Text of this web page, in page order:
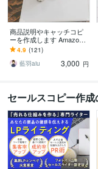
商品説明やキャッチコピ
ーを作成します Amazo
n、楽天、ヤフオク、メル
カリ、プロフィール等
4.9 (121)
藍羽aiu
3,000 円
セールスコピー作